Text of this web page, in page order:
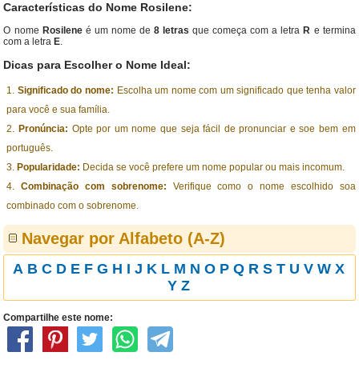
Características do Nome Rosilene:
O nome Rosileneé um nome de 8 letras que começa com a letra R e termina
com a letra E.
Dicas para Escolher o Nome Ideal:
Significado do nome: Escolha um nome com um significado que tenha valor
para você e sua família.
Pronúncia: Opte por um nome que seja fácil de pronunciar e soe bem em
português.
Popularidade: Decida se você prefere um nome popular ou mais incomum.
Combinação com sobrenome: Verifique como o nome escolhido soa
combinado com o sobrenome.
Navegar por Alfabeto (A-Z)
A B C D E F G H I J K L M N O P Q R S T U V W X
Y Z
Compartilhe este nome: